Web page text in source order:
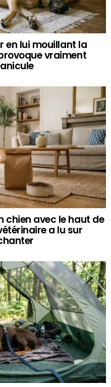
en lui mouillant la
vraiment
chien avec le haut de
a lu sur